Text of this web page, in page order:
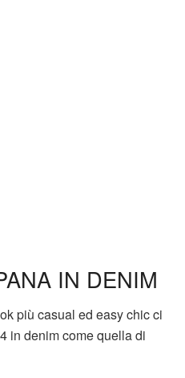
IN DENIM
più casual ed easy chic ci
in denim come quella di